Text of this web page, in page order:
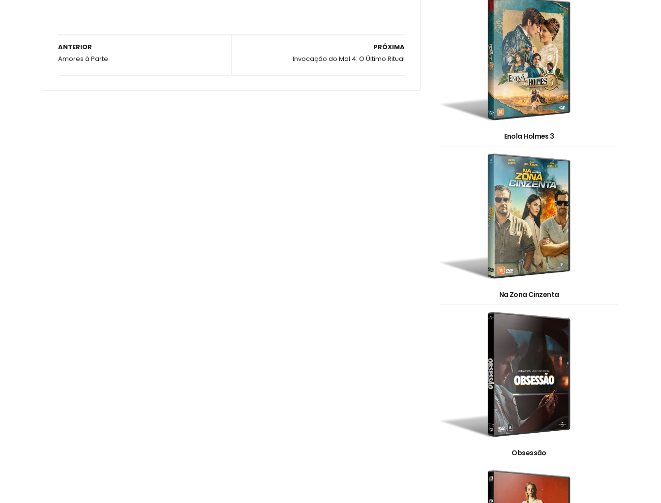
PRÓXIMA
Invocação do Mal 4: O Último Ritual
ANTERIOR
Amores à Parte
Enola Holmes 3
Na Zona Cinzenta
Obsessão